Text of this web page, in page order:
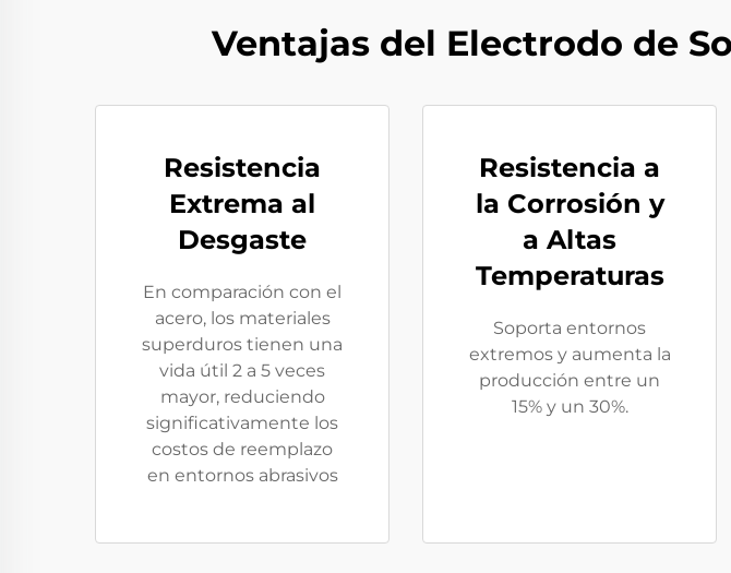
Ventajas del Electrodo de
Resistencia
Extrema al
Desgaste
En comparación con el
acero, los materiales
superduros tienen una
vida útil 2 a 5 veces
mayor, reduciendo
significativamente los
costos de reemplazo
en entornos abrasivos
Resistencia a
la Corrosión y
a Altas
Temperaturas
Soporta entornos
extremos y aumenta la
producción entre un
15% y un 30%.